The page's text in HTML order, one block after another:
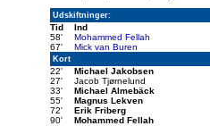
Udskiftninger:
Tid
Ind
58'
Mohammed Fellah
67'
Mick van Buren
Kort
22'
Michael Jakobsen
27'
Jacob Tjørnelund
33'
Michael Almebäck
55'
Magnus Lekven
72'
Erik Friberg
90'
Mohammed Fellah